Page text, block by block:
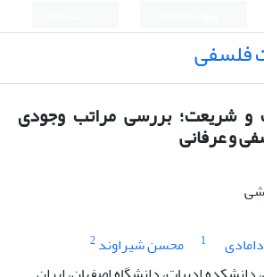
فلسفی
شریعت؛ بررسی مراتب وجودی
و عرفانی
1 محسن شیراوند2